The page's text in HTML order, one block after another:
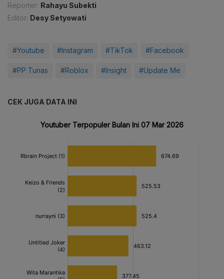
Reporter: Rahayu Subekti
Editor: Desy Setyowati
#Youtube #Instagram #TikTok #Facebook
#PP Tunas #Roblox #Insight #Update Me
CEK JUGA DATA INI